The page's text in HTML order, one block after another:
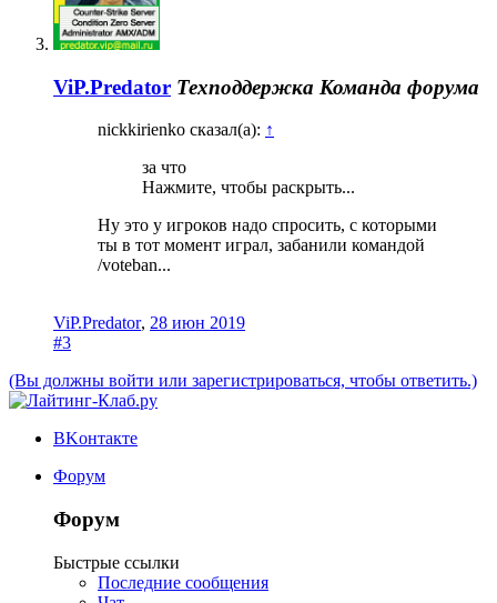
ViP.Predator Техподдержка Команда форума
nickkirienko сказал(а): ↑
за что
Нажмите, чтобы раскрыть...
Ну это у игроков надо спросить, с которыми
ты в тот момент играл, забанили командой
/voteban...
ViP.Predator, 28 июн 2019
#3
(Вы должны войти или зарегистрироваться, чтобы ответить.)
ВKонтакте
Форум
Форум
Быстрые ссылки
Последние сообщения